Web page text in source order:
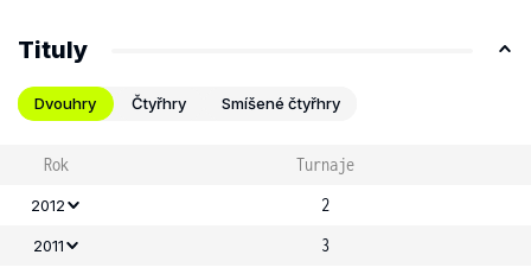
Tituly
Dvouhry Čtyřhry Smíšené čtyřhry
Rok Turnaje
2012 2
2011 3